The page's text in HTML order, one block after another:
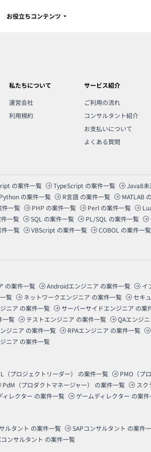
お役立ちコンテンツ
私たちについて
運営会社
利用規約
サービス紹介
ご利用の流れ
コンサルタント紹介
お支払いについて
よくある質問
の案件一覧 TypeScript の案件一覧 Java8未
Python の案件一覧 R言語 の案件一覧 MATLAB
件一覧 PHP の案件一覧 Perl の案件一覧
一覧 SQL の案件一覧 PL/SQL の案件一覧
件一覧 VBScript の案件一覧 COBOL の案件一覧
の案件一覧 Androidエンジニア の案件一覧 イ
覧 ネットワークエンジニア の案件一覧 セキ
ニア の案件一覧 サーバーサイドエンジニア の案
一覧 テストエンジニア の案件一覧 QAエンジ
ジニア の案件一覧 RPAエンジニア の案件一覧
ニア の案件一覧
（プロジェクトリーダー） の案件一覧 PMO（プ
PdM（プロダクトマネージャー） の案件一覧 スク
ィレクター の案件一覧 ゲームディレクター の案
ルタント の案件一覧 SAPコンサルタント の案件
コンサルタント の案件一覧